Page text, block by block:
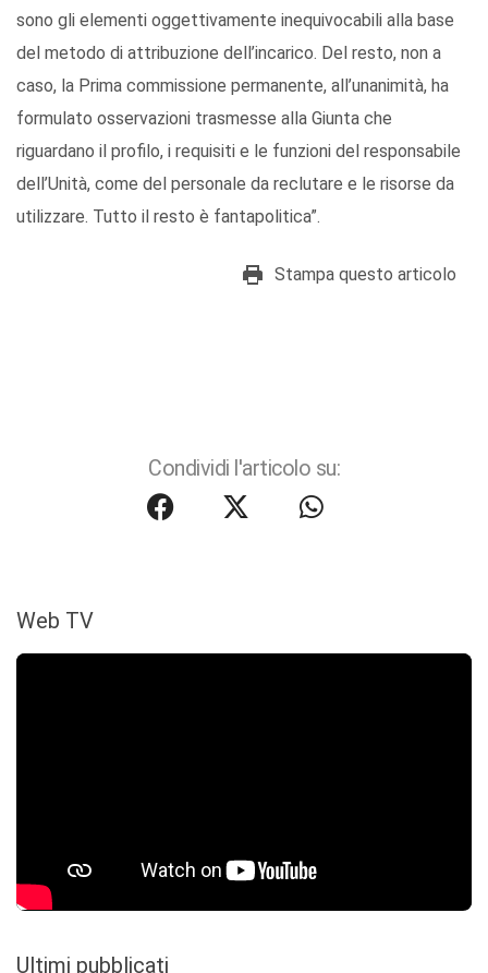
sono gli elementi oggettivamente inequivocabili alla base
del metodo di attribuzione dell’incarico. Del resto, non a
caso, la Prima commissione permanente, all’unanimità, ha
formulato osservazioni trasmesse alla Giunta che
riguardano il profilo, i requisiti e le funzioni del responsabile
dell’Unità, come del personale da reclutare e le risorse da
utilizzare. Tutto il resto è fantapolitica”.
Stampa questo articolo
Condividi l'articolo su:
Web TV
Ultimi pubblicati